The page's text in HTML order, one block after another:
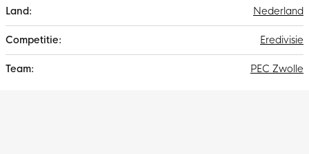
Nederland
Eredivisie
PEC Zwolle